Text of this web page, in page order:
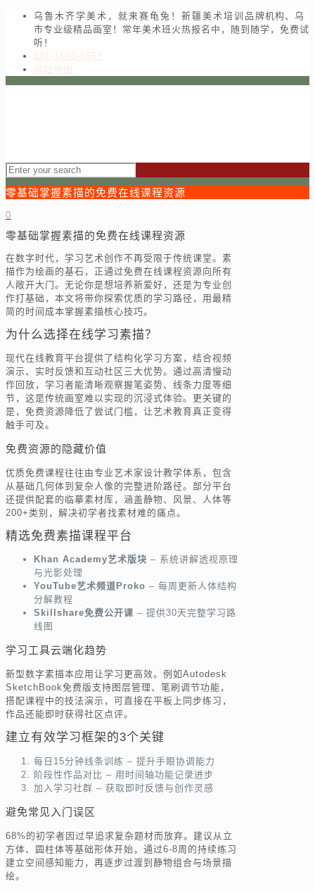
乌鲁木齐学美术，就来赛龟兔！新疆美术培训品牌机构、乌
市专业级精品画室！常年美术班火热报名中，随到随学，免费试
听！
181-1680-6557
网站地图
零基础掌握素描的免费在线课程资源
0
零基础掌握素描的免费在线课程资源
在数字时代，学习艺术创作不再受限于传统课堂。素
描作为绘画的基石，正通过免费在线课程资源向所有
人敞开大门。无论你是想培养新爱好，还是为专业创
作打基础，本文将带你探索优质的学习路径，用最精
简的时间成本掌握素描核心技巧。
为什么选择在线学习素描？
现代在线教育平台提供了结构化学习方案，结合视频
演示、实时反馈和互动社区三大优势。通过高清慢动
作回放，学习者能清晰观察握笔姿势、线条力度等细
节，这是传统画室难以实现的沉浸式体验。更关键的
是，免费资源降低了尝试门槛，让艺术教育真正变得
触手可及。
免费资源的隐藏价值
优质免费课程往往由专业艺术家设计教学体系，包含
从基础几何体到复杂人像的完整进阶路径。部分平台
还提供配套的临摹素材库，涵盖静物、风景、人体等
200+类别，解决初学者找素材难的痛点。
精选免费素描课程平台
Khan Academy艺术版块 – 系统讲解透视原理
与光影处理
YouTube艺术频道Proko – 每周更新人体结构
分解教程
Skillshare免费公开课 – 提供30天完整学习路
线图
学习工具云端化趋势
新型数字素描本应用让学习更高效。例如Autodesk
SketchBook免费版支持图层管理、笔刷调节功能，
搭配课程中的技法演示，可直接在平板上同步练习，
作品还能即时获得社区点评。
建立有效学习框架的3个关键
每日15分钟线条训练 – 提升手眼协调能力
阶段性作品对比 – 用时间轴功能记录进步
加入学习社群 – 获取即时反馈与创作灵感
避免常见入门误区
68%的初学者因过早追求复杂题材而放弃。建议从立
方体、圆柱体等基础形体开始，通过6-8周的持续练习
建立空间感知能力，再逐步过渡到静物组合与场景描
绘。